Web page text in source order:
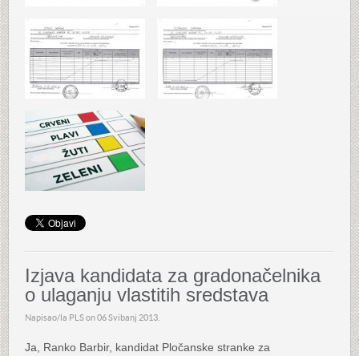
Izjava kandidata za gradonačelnika
o ulaganju vlastitih sredstava
Napisao/la PLS on06 Svibanj 2013
Ja, Ranko Barbir, kandidat Pločanske stranke za